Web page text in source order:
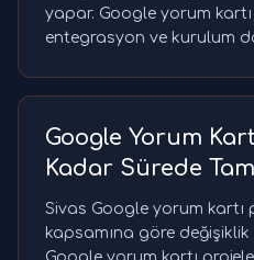
yapar. Google yorum
entegrasyon ve kurulum
Google Yorum
Kadar Sürede
Sivas Google yorum kartı
kapsamına göre